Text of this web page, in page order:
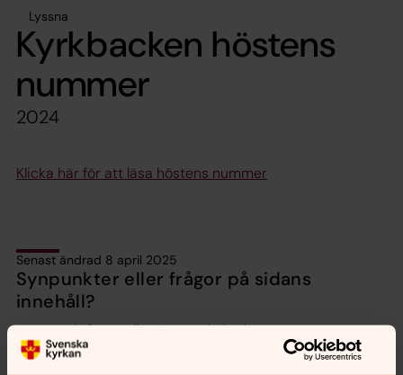
Lyssna
Kyrkbacken höstens
nummer
2024
Klicka här för att läsa höstens nummer
Senast ändrad 8 april 2025
Synpunkter eller frågor på sidans
innehåll?
motala.forsamling@svenskakyrkan.se
Dela